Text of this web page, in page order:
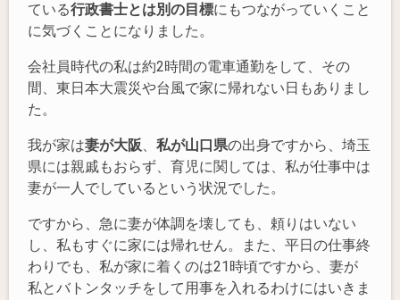
ている行政書士とは別の目標にもつながっていくこと
に気づくことになりました。
会社員時代の私は約2時間の電車通勤をして、その
間、東日本大震災や台風で家に帰れない日もありまし
た。
我が家は妻が大阪、私が山口県の出身ですから、埼玉
県には親戚もおらず、育児に関しては、私が仕事中は
妻が一人でしているという状況でした。
ですから、急に妻が体調を壊しても、頼りはいない
し、私もすぐに家には帰れせん。また、平日の仕事終
わりでも、私が家に着くのは21時頃ですから、妻が
私とバトンタッチをして用事を入れるわけにはいきま